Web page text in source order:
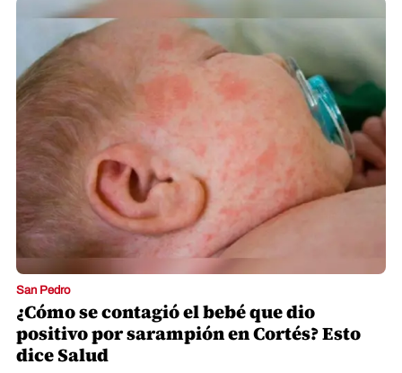
San Pedro
¿Cómo se contagió el bebé que dio
positivo por sarampión en Cortés? Esto
dice Salud